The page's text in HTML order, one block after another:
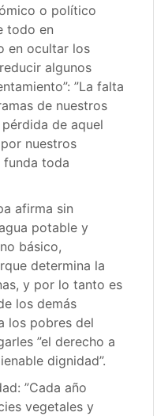
o político
todo en
en ocultar los
algunos
”La falta
de nuestros
de aquel
nuestros
funda toda
afirma sin
potable y
básico,
determina la
y por lo tanto es
los demás
los pobres del
”el derecho a
dignidad”.
”Cada año
vegetales y